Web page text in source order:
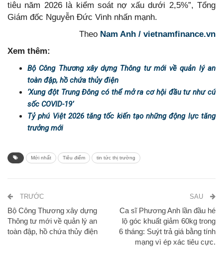
tiêu năm 2026 là kiểm soát nợ xấu dưới 2,5%”, Tổng
Giám đốc Nguyễn Đức Vinh nhấn mạnh.
Theo Nam Anh / vietnamfinance.vn
Xem thêm:
Bộ Công Thương xây dựng Thông tư mới về quản lý an
toàn đập, hồ chứa thủy điện
‘Xung đột Trung Đông có thể mở ra cơ hội đầu tư như cú
sốc COVID-19’
Tỷ phú Việt 2026 tăng tốc kiến tạo những động lực tăng
trưởng mới
Mới nhất Tiêu điểm tin tức thị trường
TRƯỚC
Bộ Công Thương xây dựng
Thông tư mới về quản lý an
toàn đập, hồ chứa thủy điện
SAU
Ca sĩ Phương Anh lần đầu hé
lộ góc khuất giảm 60kg trong
6 tháng: Suýt trả giá bằng tính
mạng vì ép xác tiêu cực.